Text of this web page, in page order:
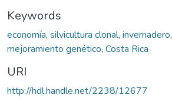
Keywords
economía, silvicultura clonal, invernadero,
mejoramiento genético, Costa Rica
URI
http://hdl.handle.net/2238/12677